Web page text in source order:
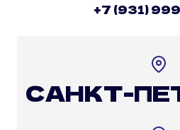
+7 (931)
САНКТ-